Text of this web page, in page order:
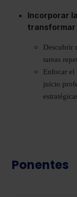
Incorporar
transformar
Descubrir
tareas
Enfocar el
juicio
Ponentes